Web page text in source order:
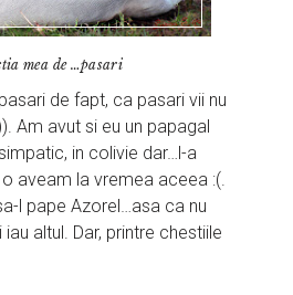
mea de …pasari
de fapt, ca pasari vii nu
Am avut si eu un papagal
in colivie dar…l-a
aveam la vremea aceea :(.
l pape Azorel…asa ca nu
altul. Dar, printre chestiile